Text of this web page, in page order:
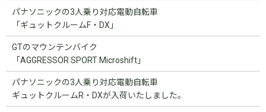
パナソニックの3人乗り対応電動自転車
「ギュットクルームF・DX」
GTのマウンテンバイク
「AGGRESSOR SPORT Microshift」
パナソニックの3人乗り対応電動自転車
ギュットクルームR・DXが入荷いたしました。